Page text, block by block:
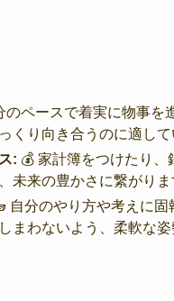
のペースで着実に物事を
くり向き合うのに適して
: 💰 家計簿をつけたり
未来の豊かさに繋がりま
自分のやり方や考えに
まわないよう、柔軟な姿